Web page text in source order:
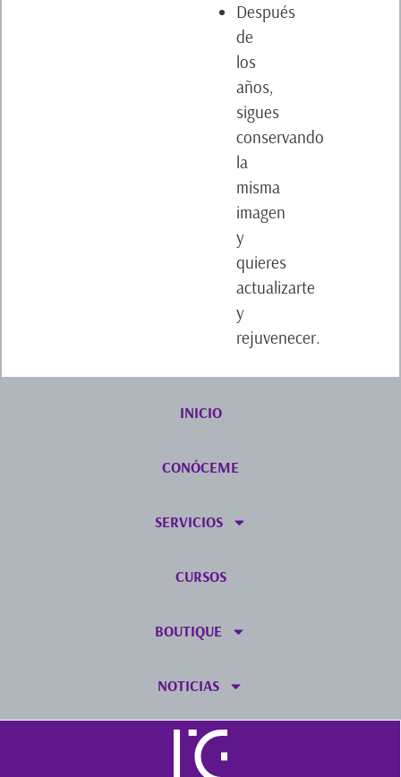
Después
de
los
años,
sigues
conservando
la
misma
imagen
y
quieres
actualizarte
y
rejuvenecer.
INICIO
CONÓCEME
SERVICIOS
CURSOS
BOUTIQUE
NOTICIAS